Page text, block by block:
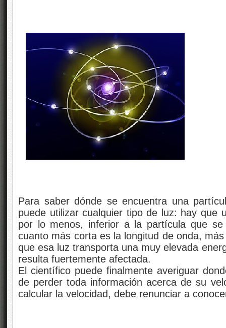
Para saber dónde se encuentra una
puede utilizar cualquier tipo de luz: hay que
por lo menos, inferior a la partícula que
cuanto más corta es la longitud de onda,
que esa luz transporta una muy elevada
resulta fuertemente afectada.
El científico puede finalmente averiguar
de perder toda información acerca de su
calcular la velocidad, debe renunciar a